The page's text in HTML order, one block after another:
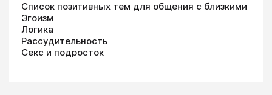
Список позитивных тем для общения с близкими
Эгоизм
Логика
Рассудительность
Секс и подросток